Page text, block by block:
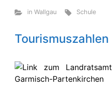
in Wallgau Schule